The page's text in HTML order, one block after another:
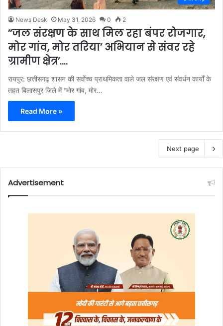
News Desk May 31, 2026 0 2
’’जल संरक्षण के साथ मिल रहा बंपर रोजगार,
मोर गांव, मोर तरिया’ अभियान से संवर रहे
ग्रामीण क्षेत्र’….
रायपुर: छत्तीसगढ़ शासन की सर्वाेच्च प्राथमिकता वाले जल संरक्षण एवं संवर्धन कार्यों के
तहत बिलासपुर जिले में “मोर गांव, मोर…
Read More »
Next page
Advertisement